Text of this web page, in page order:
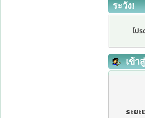
ระวัง!
โป
เข้า
ระย